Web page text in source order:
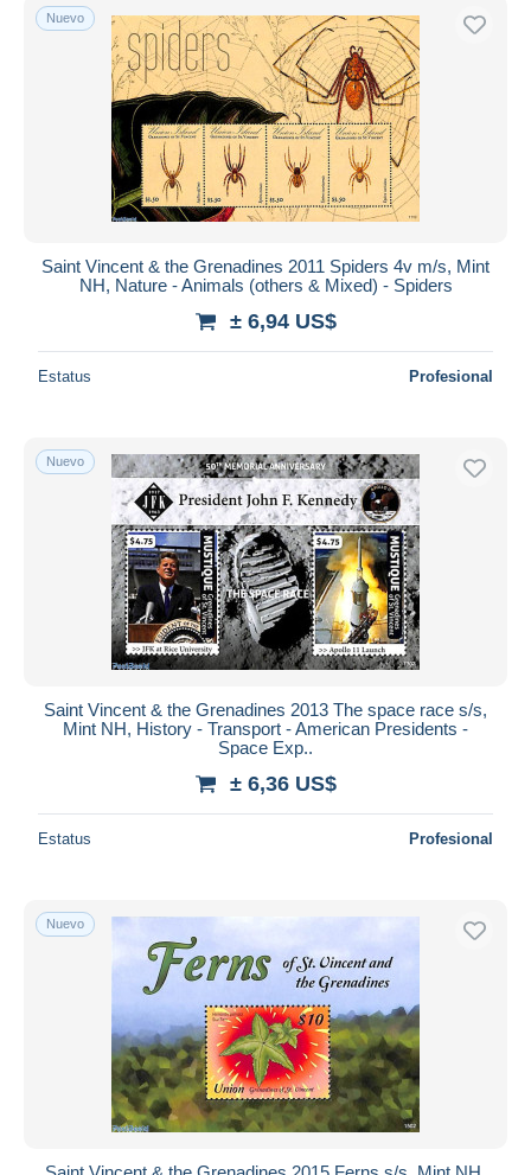
Nuevo
Saint Vincent & the Grenadines 2011 Spiders 4v m/s, Mint
NH, Nature - Animals (others & Mixed) - Spiders
± 6,94 US$
Estatus Profesional
Nuevo
Saint Vincent & the Grenadines 2013 The space race s/s,
Mint NH, History - Transport - American Presidents -
Space Exp..
± 6,36 US$
Estatus Profesional
Nuevo